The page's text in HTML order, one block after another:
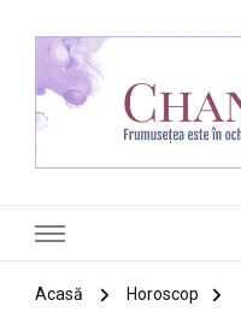
Acasă Horoscop